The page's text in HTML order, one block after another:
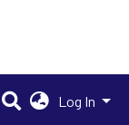
Log In